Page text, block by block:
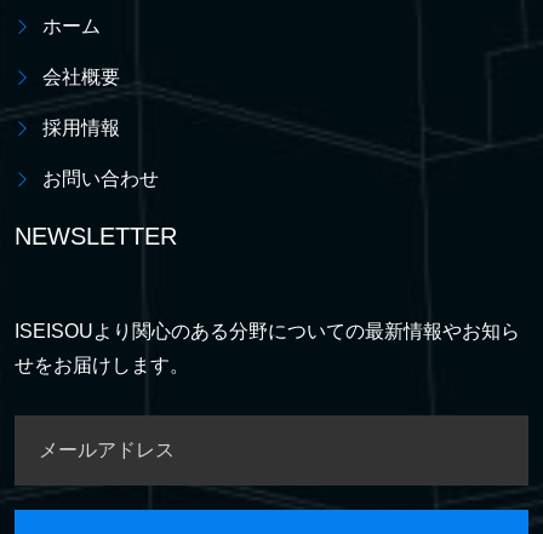
ホーム
会社概要
採用情報
お問い合わせ
NEWSLETTER
ISEISOUより関心のある分野についての最新情報やお知ら
せをお届けします。